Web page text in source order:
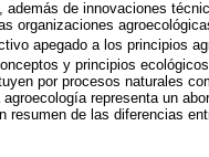
de innovaciones
organizaciones
apegado a los principios
y principios
por procesos naturales
representa un
resumen de las diferencias